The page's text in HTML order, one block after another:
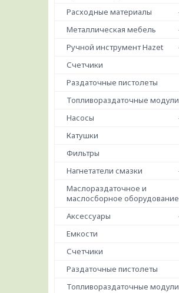
Расходные материалы
Металлическая мебель
Ручной инструмент Hazet
Счетчики
Раздаточные пистолеты
Топливораздаточные модули
Насосы
Катушки
Фильтры
Нагнетатели смазки
Маслораздаточное и
маслосборное оборудование
Аксессуары
Емкости
Счетчики
Раздаточные пистолеты
Топливораздаточные модули